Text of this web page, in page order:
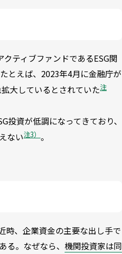
ティブファンドであるESG関
とえば、2023年4月に金融庁が
大しているとされていた注
投資が低調になってきており、
ない注3） 。
時、企業資金の主要な出し手で
。なぜなら、 機関投資家は同